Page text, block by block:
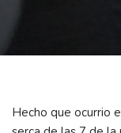
Hecho que ocurrio